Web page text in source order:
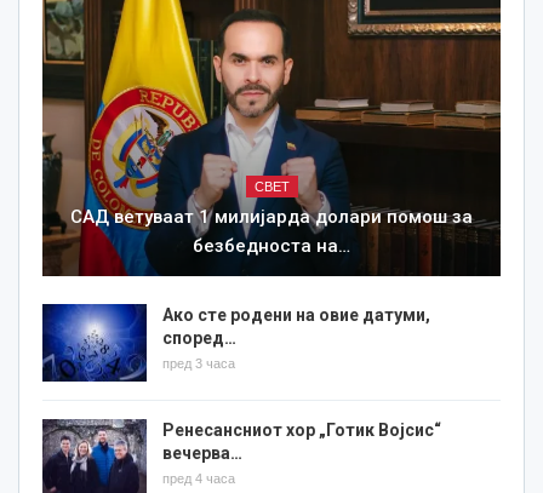
СВЕТ
САД ветуваат 1 милијарда долари помош за
безбедноста на…
Ако сте родени на овие датуми,
според…
пред 3 часа
Ренесансниот хор „Готик Војсис“
вечерва…
пред 4 часа